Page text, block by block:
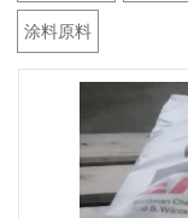
涂料原料